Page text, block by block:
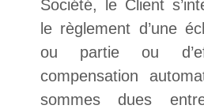
Société, le Client
le règlement d’une
ou partie ou
compensation
sommes dues